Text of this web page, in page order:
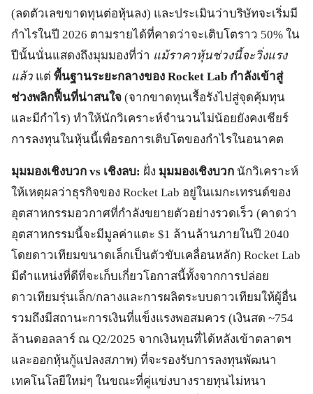
(ลดตัวเลขขาดทุนต่อหุ้นลง) และประเมินว่าบริษัทจะเริ่มมี
กำไรในปี 2026 ตามรายได้ที่คาดว่าจะเติบโตราว 50% ใน
ปีนั้นนั่นแสดงถึงมุมมองที่ว่า แม้ราคาหุ้นช่วงนี้จะวิ่งแรง
แล้ว แต่ พื้นฐานระยะกลางของ Rocket Lab กำลังเข้าสู่
ช่วงพลิกฟื้นที่น่าสนใจ (จากขาดทุนเรื้อรังไปสู่จุดคุ้มทุน
และมีกำไร) ทำให้นักวิเคราะห์จำนวนไม่น้อยยังคงเชียร์
การลงทุนในหุ้นนี้เพื่อรอการเติบโตของกำไรในอนาคต
มุมมองเชิงบวก vs เชิงลบ: ฝั่ง มุมมองเชิงบวก นักวิเคราะห์
ให้เหตุผลว่าธุรกิจของ Rocket Lab อยู่ในเมกะเทรนด์ของ
อุตสาหกรรมอวกาศที่กำลังขยายตัวอย่างรวดเร็ว (คาดว่า
อุตสาหกรรมนี้จะมีมูลค่าแตะ $1 ล้านล้านภายในปี 2040
โดยดาวเทียมขนาดเล็กเป็นตัวขับเคลื่อนหลัก) Rocket Lab
มีตำแหน่งที่ดีที่จะเก็บเกี่ยวโอกาสนี้ทั้งจากการปล่อย
ดาวเทียมรุ่นเล็ก/กลางและการผลิตระบบดาวเทียมให้ผู้อื่น
รวมถึงมีสถานะการเงินที่แข็งแรงพอสมควร (เงินสด ~754
ล้านดอลลาร์ ณ Q2/2025 จากเงินทุนที่ได้หลังเข้าตลาดฯ
และออกหุ้นกู้แปลงสภาพ) ที่จะรองรับการลงทุนพัฒนา
เทคโนโลยีใหม่ๆ ในขณะที่คู่แข่งบางรายทุนไม่หนา